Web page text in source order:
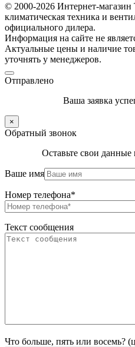
© 2000-2026 Интернет-магазин
климатическая техника и
официального дилера.
Информация на сайте не
Актуальные цены и наличие
уточнять у менеджеров.
Отправлено
Ваша заявка
×
Обратный звонок
Оставьте свои
Ваше имя
Номер телефона*
Текст сообщения
Что больше, пять или восемь?